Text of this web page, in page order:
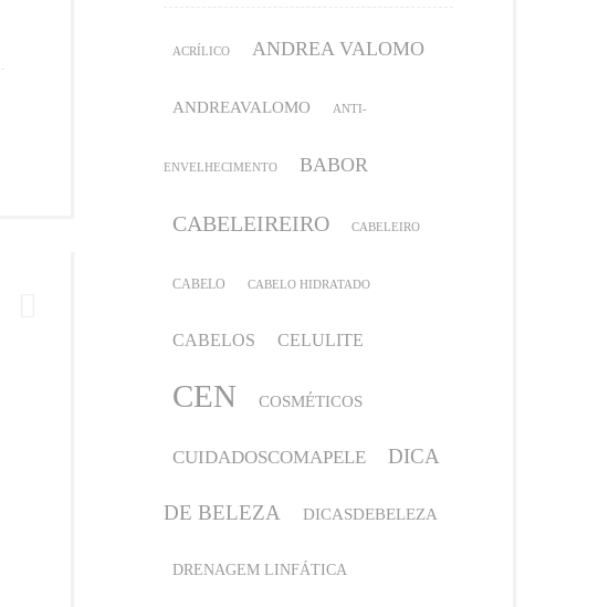
ACRÍLICO ANDREA VALOMO
ANDREAVALOMO ANTI-
ENVELHECIMENTO BABOR
CABELEIREIRO CABELEIRO
CABELO CABELO HIDRATADO
CABELOS CELULITE
CEN COSMÉTICOS
CUIDADOSCOMAPELE DICA
DE BELEZA DICASDEBELEZA
DRENAGEM LINFÁTICA